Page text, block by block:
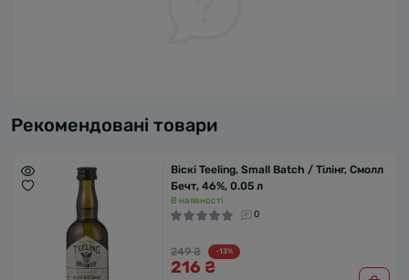
Рекомендовані товари
Віскі Teeling, Small Batch / Тілінг, Смолл
Бечт, 46%, 0.05 л
В наявності
0
249 ₴ -13%
216 ₴